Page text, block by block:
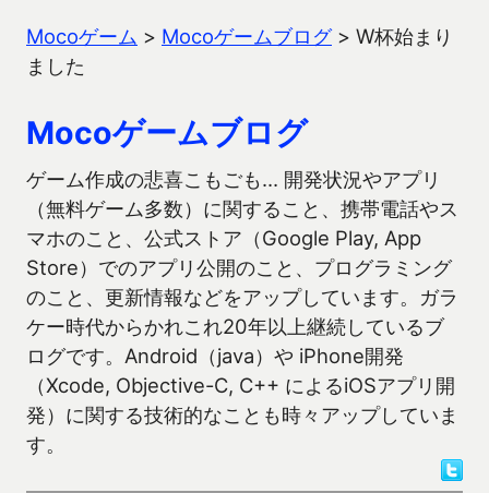
Mocoゲーム > Mocoゲームブログ> W杯始まり
ました
Mocoゲームブログ
ゲーム作成の悲喜こもごも… 開発状況やアプリ
（無料ゲーム多数）に関すること、携帯電話やス
マホのこと、公式ストア（Google Play, App
Store）でのアプリ公開のこと、プログラミング
のこと、更新情報などをアップしています。ガラ
ケー時代からかれこれ20年以上継続しているブ
ログです。Android（java）や iPhone開発
（Xcode, Objective-C, C++ によるiOSアプリ開
発）に関する技術的なことも時々アップしていま
す。